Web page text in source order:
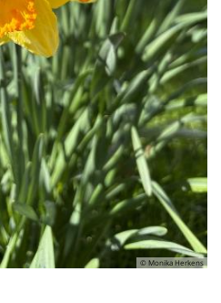
© Monika Herkens